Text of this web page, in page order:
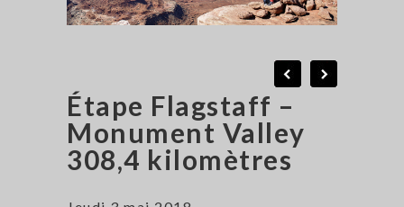
Étape Flagstaff –
Monument Valley
308,4 kilomètres